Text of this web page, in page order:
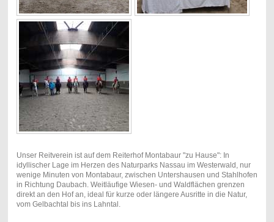
Unser Reitverein ist auf dem Reiterhof Montabaur "zu Hause": In
idyllischer Lage i m Herzen des Naturparks Nassau im Westerwald, nur
wenige Minuten von Montabaur, zwischen Untershausen und Stahlhofen
in Richtung Daubach. Weitläufige Wiesen- und Waldflächen grenzen
direkt an den Hof an, ideal für kurze oder längere Ausritte in die Natur,
vom Gelbachtal bis ins Lahntal.